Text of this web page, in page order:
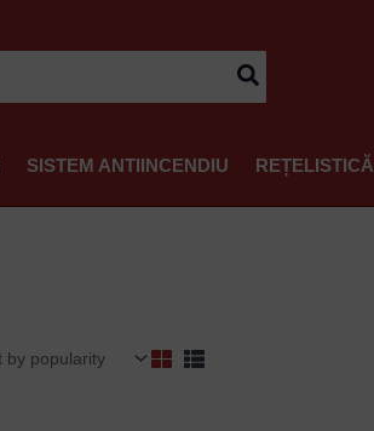
SISTEM ANTIINCENDIU
REȚELISTICĂ